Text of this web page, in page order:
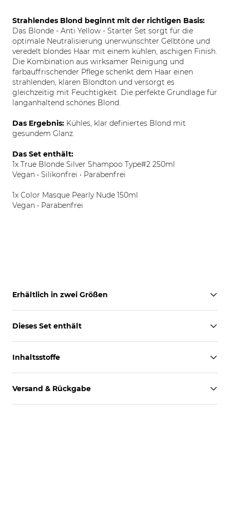
Strahlendes Blond beginnt mit der richtigen Basis:
Das Blonde - Anti Yellow - Starter Set sorgt für die
optimale Neutralisierung unerwünschter Gelbtöne und
veredelt blondes Haar mit einem kühlen, aschigen Finish.
Die Kombination aus wirksamer Reinigung und
farbauffrischender Pflege schenkt dem Haar einen
strahlenden, klaren Blondton und versorgt es
gleichzeitig mit Feuchtigkeit. Die perfekte Grundlage für
langanhaltend schönes Blond.
Das Ergebnis: Kühles, klar definiertes Blond mit
gesundem Glanz.
Das Set enthält:
1x True Blonde Silver Shampoo Type#2 250ml
Vegan • Silikonfrei • Parabenfrei
1x Color Masque Pearly Nude 150ml
Vegan • Parabenfrei
Erhältlich in zwei Größen
Dieses Set enthält
Inhaltsstoffe
Versand & Rückgabe